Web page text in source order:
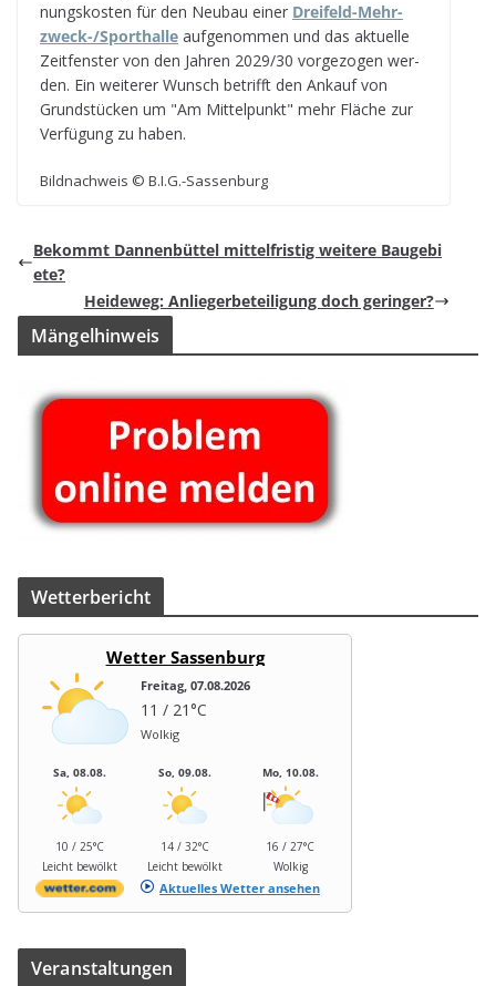
nungs­kos­ten für den Neu­bau einer Drei­feld-Mehr­
zweck-/Sport­halle auf­ge­nom­men und das aktu­elle
Zeit­fens­ter von den Jah­ren 2029/30 vor­ge­zo­gen wer­
den. Ein wei­te­rer Wunsch betrifft den Ankauf von
Grund­stü­cken um "Am Mit­tel­punkt" mehr Flä­che zur
Ver­fü­gung zu haben.
Bild­nach­weis © B.I.G.-Sassenburg
Bekommt Dan­nen­büt­tel mit­tel­fris­tig wei­tere Baugebi
ete?
Hei­de­weg: Anlie­ger­be­tei­li­gung doch geringer?
Män­gel­hin­weis
Wet­ter­be­richt
Wetter Sassenburg
Freitag, 07.08.2026
11 / 21°C
Wolkig
Sa, 08.08.
10 / 25°C
Leicht bewölkt
So, 09.08.
14 / 32°C
Leicht bewölkt
Mo, 10.08.
16 / 27°C
Wolkig
Aktuelles Wetter ansehen
Ver­an­stal­tun­gen